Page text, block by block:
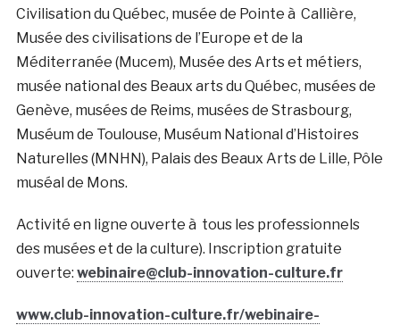
Civilisation du Québec, musée de Pointe à Callière,
Musée des civilisations de l’Europe et de la
Méditerranée (Mucem), Musée des Arts et métiers,
musée national des Beaux arts du Québec, musées de
Genève, musées de Reims, musées de Strasbourg,
Muséum de Toulouse, Muséum National d’Histoires
Naturelles (MNHN), Palais des Beaux Arts de Lille, Pôle
muséal de Mons.
Activité en ligne ouverte à tous les professionnels
des musées et de la culture). Inscription gratuite
ouverte: webinaire@club-innovation-culture.fr
www.club-innovation-culture.fr/webinaire-